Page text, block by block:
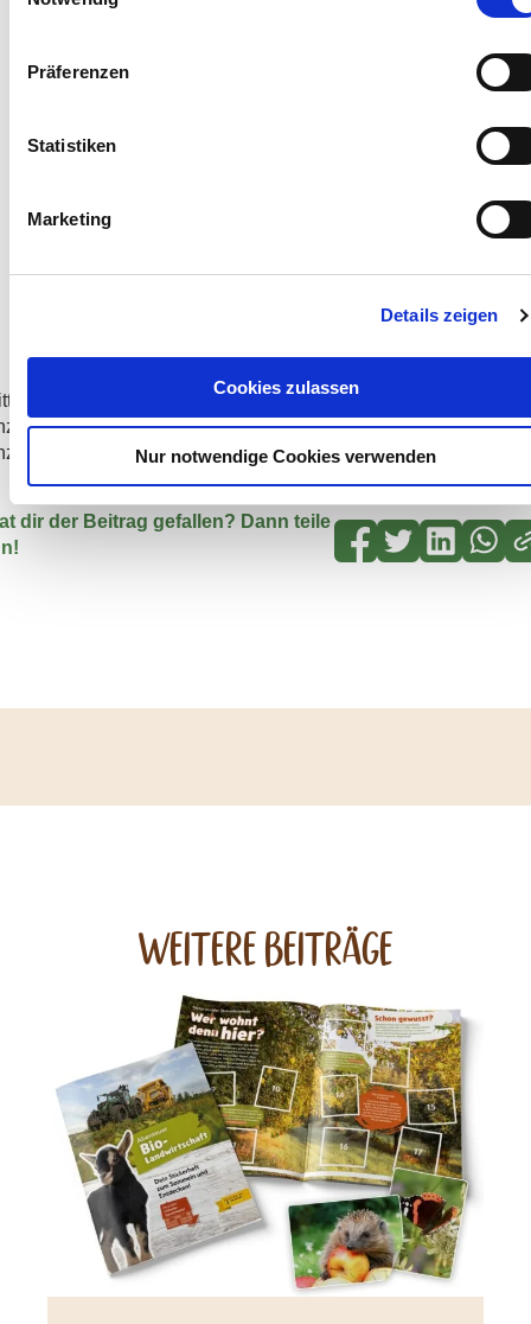
Präferenzen
Statistiken
Marketing
Details zeigen
Cookies zulassen
Nur notwendige Cookies verwenden
akzeptieren Sie die Marketing Cookies um diesen Inhalt
Klicken Siehierum die Cookie-Einstellungen
dir der Beitrag gefallen? Dann teile
Weitere Beiträge
Neuigkeiten